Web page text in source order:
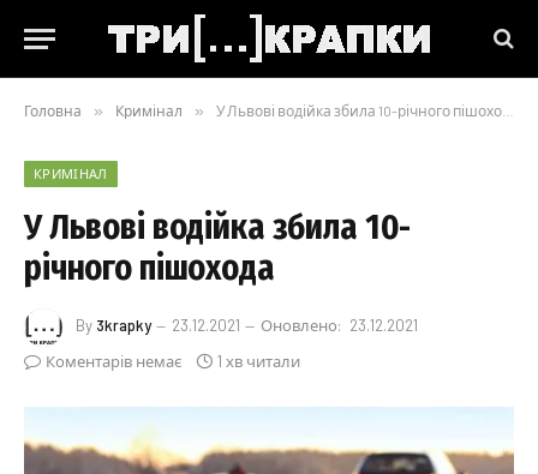
Головна » Кримінал » У Львові водійка збила 10-річного пішохода
КРИМІНАЛ
У Львові водійка збила 10-
річного пішохода
By 3krapky 23.12.2021 Оновлено: 23.12.2021
Коментарів немає
1 хв читали